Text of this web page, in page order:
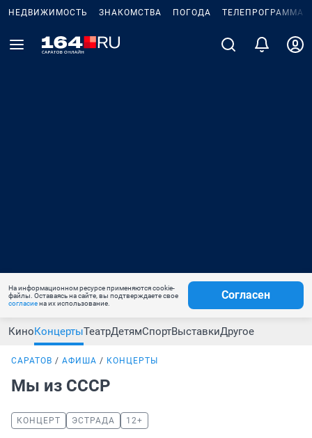
НЕДВИЖИМОСТЬ ЗНАКОМСТВА ПОГОДА ТЕЛЕПРОГРАММА
На информационном ресурсе применяются cookie-
файлы. Оставаясь на сайте, вы подтверждаете свое
согласиена их использование.
Согласен
КиноКонцертыТеатрДетямСпортВыставкиДругое
САРАТОВ АФИША КОНЦЕРТЫ
Мы из СССР
КОНЦЕРТ ЭСТРАДА 12+